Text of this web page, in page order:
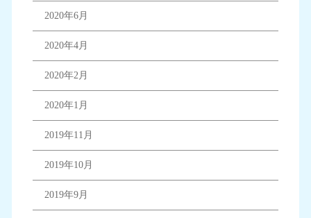
2020年6月
2020年4月
2020年2月
2020年1月
2019年11月
2019年10月
2019年9月